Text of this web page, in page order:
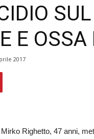
E OSSA
2017
Righetto, 47 anni,